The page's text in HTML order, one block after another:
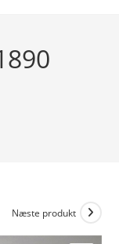
Næste produkt